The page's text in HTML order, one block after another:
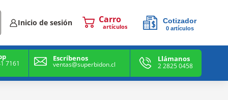
Inicio de sesión artículos
Cotizador
0artículos
7161
Escríbenos
ventas@superbidon.cl
Llámanos
2 2825 0458